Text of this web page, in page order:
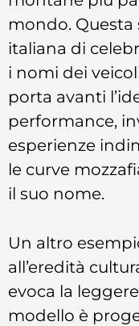
mondo. Questa
italiana di
i nomi dei
porta avanti
performance,
esperienze
le curve
il suo nome.
Un altro
all’eredità
evoca la
modello è